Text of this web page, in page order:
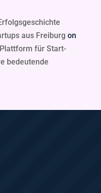
aus Freiburg on
für Start-
bedeutende